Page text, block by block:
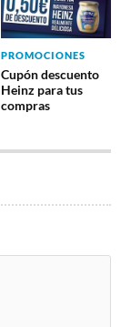
PROMOCIONES
Cupón descuento
Heinz para tus
compras